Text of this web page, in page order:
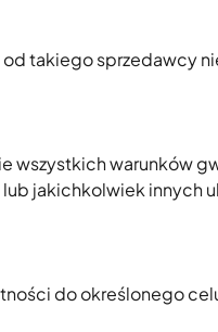
takiego sprzedawcy
wszystkich warunków
jakichkolwiek innych
do określonego